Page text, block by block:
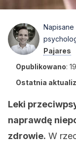
Pajares
Opublikowano:
Ostatnia
Leki
naprawdę
zdrowie. W